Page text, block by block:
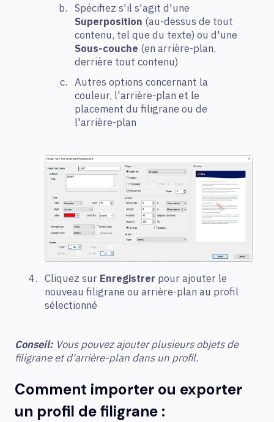
Spécifiez s'il s'agit d'une
Superposition (au-dessus de tout
contenu, tel que du texte) ou d'une
Sous-couche (en arrière-plan,
derrière tout contenu)
Autres options concernant la
couleur, l'arrière-plan et le
placement du filigrane ou de
l'arrière-plan
Cliquez sur Enregistrer pour ajouter le
nouveau filigrane ou arrière-plan au profil
sélectionné
Conseil: Vous pouvez ajouter plusieurs objets de
filigrane et d'arrière-plan dans un profil.
Comment importer ou exporter
un profil de filigrane :